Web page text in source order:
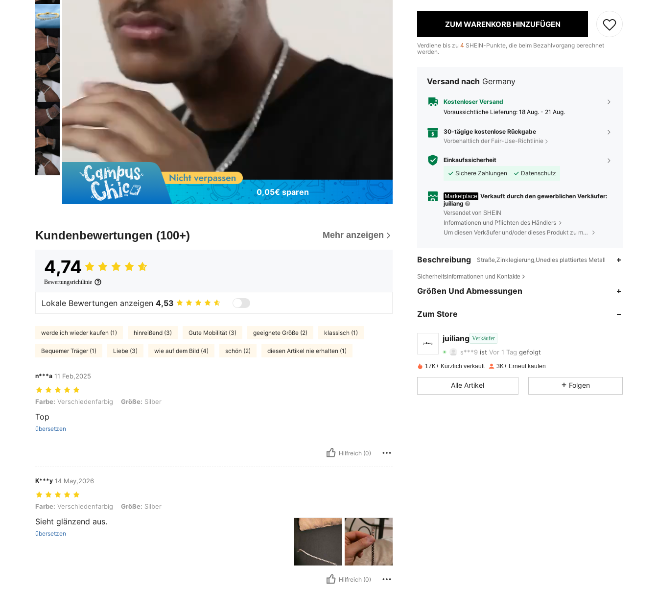
0,05€ sparen
Kundenbewertungen (100+) Mehr anzeigen
4,74
Bewertungsrichtlinie
Lokale Bewertungen anzeigen 4,53
werde ich wieder kaufen (1) hinreißend (3) Gute Mobilität (3) geeignete Größe (2) klassisch (1)
Bequemer Träger (1) Liebe (3) wie auf dem Bild (4) schön (2) diesen Artikel nie erhalten (1)
n***a 11 Feb,2025
Farbe: Verschiedenfarbig, Größe: Silber
Farbe: Verschiedenfarbig Größe: Silber
Top
übersetzen
Hilfreich (0)
K***y 14 May,2026
Farbe: Verschiedenfarbig, Größe: Silber
Farbe: Verschiedenfarbig Größe: Silber
Sieht glänzend aus.
übersetzen
Hilfreich (0)
ZUM WARENKORB HINZUFÜGEN
Verdiene bis zu 4 SHEIN-Punkte, die beim Bezahlvorgang berechnet
werden.
Versand nach Germany
Kostenloser Versand
Voraussichtliche Lieferung: 18 Aug. - 21 Aug.
30-tägige kostenlose Rückgabe
Vorbehaltlich der Fair-Use-Richtlinie
Einkaufssicherheit
Sichere Zahlungen
Datenschutz
Marketplace Verkauft durch den gewerblichen Verkäufer:
juiliang
Versendet von SHEIN
Informationen und Pflichten des Händlers
Um diesen Verkäufer und/oder dieses Produkt zu melden
Beschreibung Straße,Zinklegierung,Unedles plattiertes Metall
Sicherheitsinformationen und Kontakte
Größen Und Abmessungen
Zum Store
juiliang Verkäufer
4,82 9
4,82
4,82
s***9 ist Vor 1 Tag gefolgt
4,82
17K+ Kürzlich verkauft 3K+ Erneut kaufen
Alle Artikel Folgen